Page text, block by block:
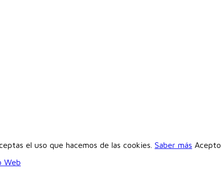
el uso que hacemos de las cookies. Saber más Acepto
Web